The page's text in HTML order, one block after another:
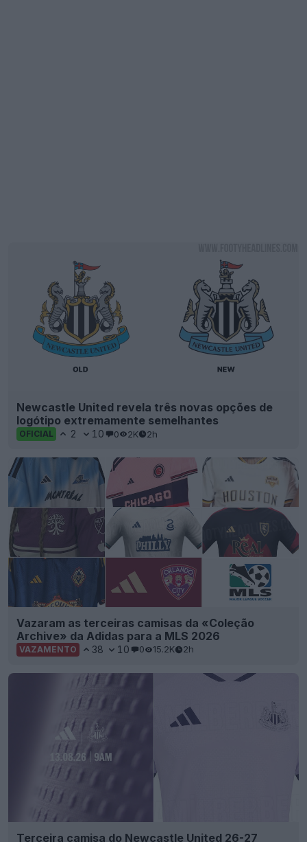
Newcastle United revela três novas opções de
logótipo extremamente semelhantes
OFICIAL 2 10 0 2K 2h
Vazaram as terceiras camisas da «Coleção
Archive» da Adidas para a MLS 2026
VAZAMENTO 38 10 0 15.2K 2h
Terceira camisa do Newcastle United 26-27